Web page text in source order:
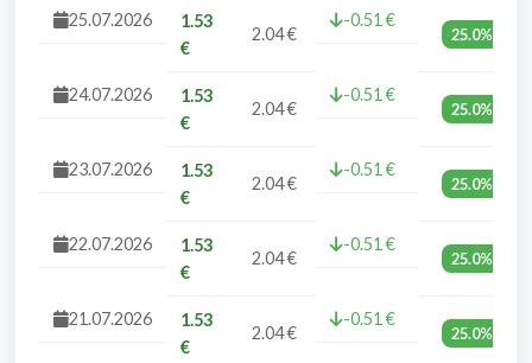
25.07.2026
1.53
€
2.04 €
-0.51 €
25.0%
24.07.2026
1.53
€
2.04 €
-0.51 €
25.0%
23.07.2026
1.53
€
2.04 €
-0.51 €
25.0%
22.07.2026
1.53
€
2.04 €
-0.51 €
25.0%
21.07.2026
1.53
€
2.04 €
-0.51 €
25.0%